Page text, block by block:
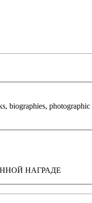
biographies,
НАГРАДЕ